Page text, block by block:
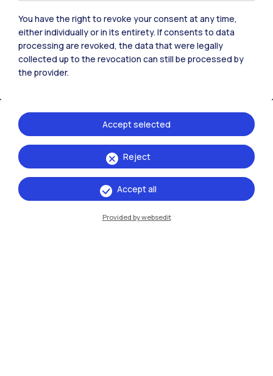
IT EN
Sedi
Milano Bovisa
Cremona
Lecco
You have the right to revoke your consent at any time,
either individually or in its entirety. If consents to data
processing are revoked, the data that were legally
collected up to the revocation can still be processed by
the provider.
Reject
Accept selected
Accept all
Provided by websedit